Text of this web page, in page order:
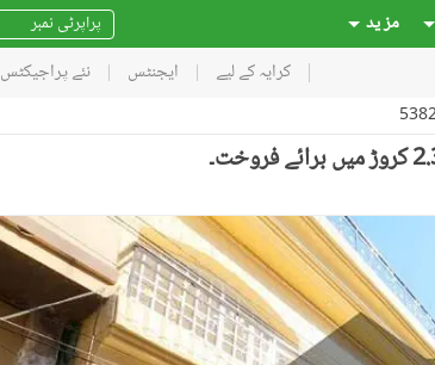
مز ید
کرایہ کے لیے ایجنٹس نئے پراجیکٹس